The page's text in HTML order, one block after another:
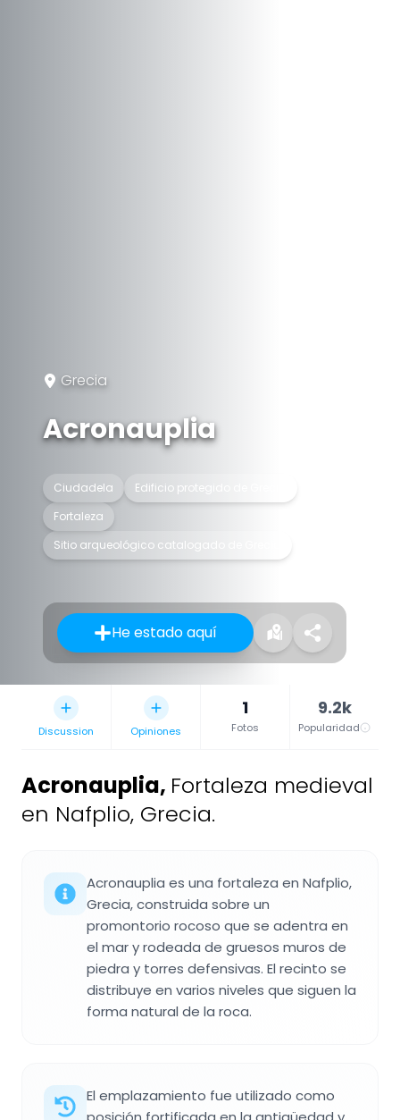
Grecia
Acronauplia
Ciudadela
Edificio protegido de Grecia
Fortaleza
Sitio arqueológico catalogado de Grecia
He estado aquí
Discussion Opiniones
1
Fotos
9.2k
Popularidad
Acronauplia, Fortaleza medieval
en Nafplio, Grecia.
Acronauplia es una fortaleza en Nafplio,
Grecia, construida sobre un
promontorio rocoso que se adentra en
el mar y rodeada de gruesos muros de
piedra y torres defensivas. El recinto se
distribuye en varios niveles que siguen la
forma natural de la roca.
El emplazamiento fue utilizado como